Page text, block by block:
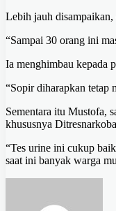
Lebih jauh
“Sampai 30 orang ini
Ia menghimbau kepada
“Sopir diharapkan tetap
Sementara itu Mustofa,
khususnya
“Tes urine ini cukup
saat ini banyak warga